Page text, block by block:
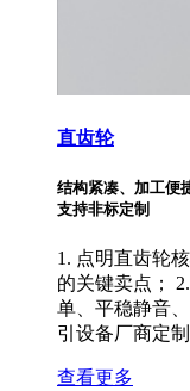
直齿轮
结构紧凑、加工便
支持非标定制
1. 点明直齿轮
的关键卖点；
单、平稳静音
引设备厂商定制
查看更多